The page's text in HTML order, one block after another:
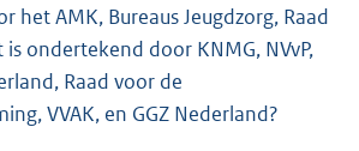
het AMK, Bureaus Jeugdzorg, Raad
is ondertekend door KNMG, NVvP,
Raad voor de
VVAK, en GGZ Nederland?